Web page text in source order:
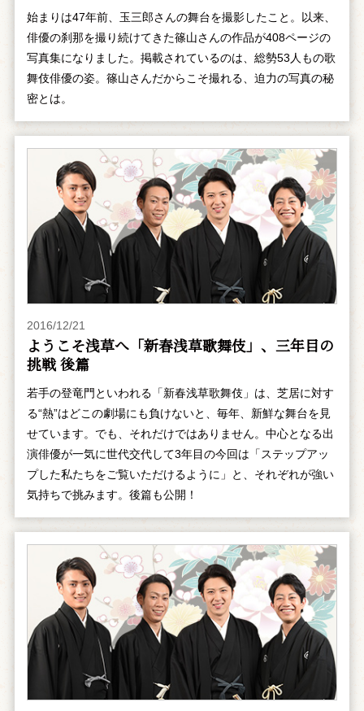
始まりは47年前、玉三郎さんの舞台を撮影したこと。以来、
俳優の刹那を撮り続けてきた篠山さんの作品が408ページの
写真集になりました。掲載されているのは、総勢53人もの歌
舞伎俳優の姿。篠山さんだからこそ撮れる、迫力の写真の秘
密とは。
2016/12/21
ようこそ浅草へ「新春浅草歌舞伎」、三年目の
挑戦 後篇
若手の登竜門といわれる「新春浅草歌舞伎」は、芝居に対す
る“熱”はどこの劇場にも負けないと、毎年、新鮮な舞台を見
せています。でも、それだけではありません。中心となる出
演俳優が一気に世代交代して3年目の今回は「ステップアッ
プした私たちをご覧いただけるように」と、それぞれが強い
気持ちで挑みます。後篇も公開！